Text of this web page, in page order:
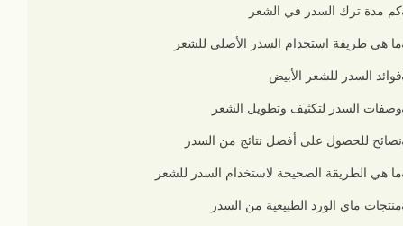
كم مدة ترك السدر في الشعر
ما هي طريقة استخدام السدر الأصلي للشعر
فوائد السدر للشعر الأبيض
وصفات السدر لتكثيف وتطويل الشعر
نصائح للحصول على أفضل نتائج من السدر
ما هي الطريقة الصحيحة لاستخدام السدر للشعر
منتجات ماي الورد الطبيعية من السدر